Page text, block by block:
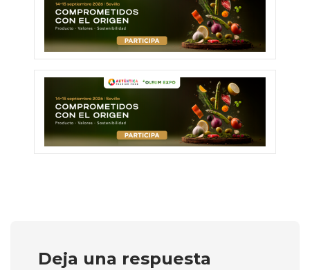
Deja una respuesta